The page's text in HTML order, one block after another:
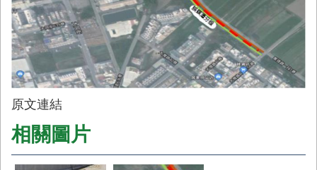
原文連結
相關圖片